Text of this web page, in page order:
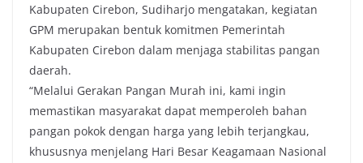
Kabupaten Cirebon, Sudiharjo mengatakan, kegiatan
GPM merupakan bentuk komitmen Pemerintah
Kabupaten Cirebon dalam menjaga stabilitas pangan
daerah.
“Melalui Gerakan Pangan Murah ini, kami ingin
memastikan masyarakat dapat memperoleh bahan
pangan pokok dengan harga yang lebih terjangkau,
khususnya menjelang Hari Besar Keagamaan Nasional